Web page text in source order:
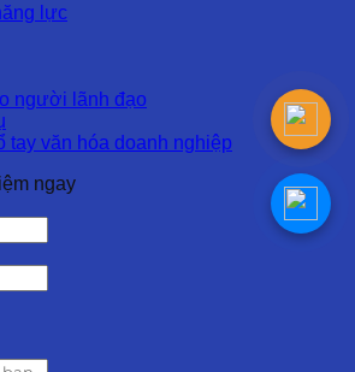
lực
người lãnh đạo
tay văn hóa doanh nghiệp
ngay